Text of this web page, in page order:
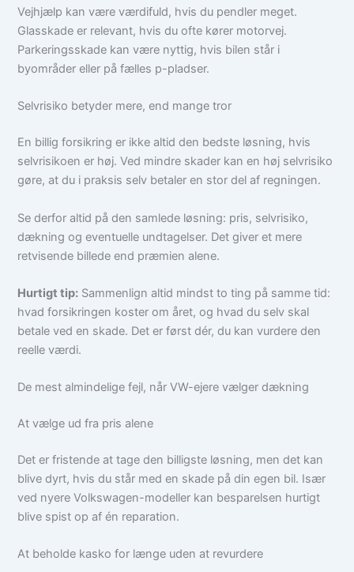
Vejhjælp kan være værdifuld, hvis du pendler meget.
Glasskade er relevant, hvis du ofte kører motorvej.
Parkeringsskade kan være nyttig, hvis bilen står i
byområder eller på fælles p-pladser.
Selvrisiko betyder mere, end mange tror
En billig forsikring er ikke altid den bedste løsning, hvis
selvrisikoen er høj. Ved mindre skader kan en høj selvrisiko
gøre, at du i praksis selv betaler en stor del af regningen.
Se derfor altid på den samlede løsning: pris, selvrisiko,
dækning og eventuelle undtagelser. Det giver et mere
retvisende billede end præmien alene.
Hurtigt tip: Sammenlign altid mindst to ting på samme tid:
hvad forsikringen koster om året, og hvad du selv skal
betale ved en skade. Det er først dér, du kan vurdere den
reelle værdi.
De mest almindelige fejl, når VW-ejere vælger dækning
At vælge ud fra pris alene
Det er fristende at tage den billigste løsning, men det kan
blive dyrt, hvis du står med en skade på din egen bil. Især
ved nyere Volkswagen-modeller kan besparelsen hurtigt
blive spist op af én reparation.
At beholde kasko for længe uden at revurdere